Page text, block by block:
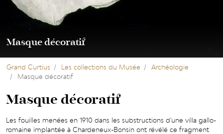
Masque décoratif
Grand Curtius Les collections du Musée
Archéologie
Masque décoratif
Masque décoratif
Les fouilles menées en 1910 dans les substructions d'une villa gallo-
romaine implantée à Chardeneux-Bonsin ont révélé ce fragment